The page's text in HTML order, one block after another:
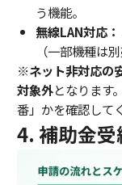
う機能。
無線LAN対応：
（一部機種は
※ネット非対応の
対象外となります
番」かを確認して
4. 補助金